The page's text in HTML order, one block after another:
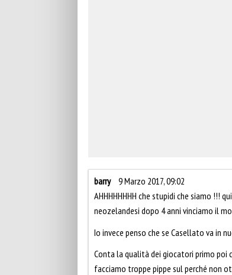
barry
9 Marzo 2017, 09:02
AHHHHHHHH che stupidi che siamo !!!
neozelandesi dopo 4 anni vinciamo il
Io invece penso che se Casellato va in
Conta la qualità dei giocatori primo
facciamo troppe pippe sul perché non